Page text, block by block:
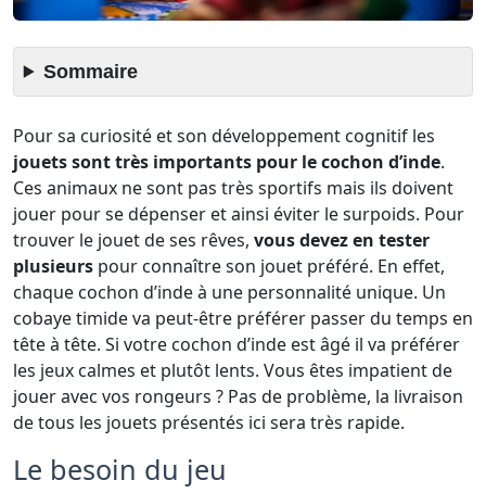
Sommaire
Pour sa curiosité et son développement cognitif les
jouets sont très importants pour le cochon d’inde.
Ces animaux ne sont pas très sportifs mais ils doivent
jouer pour se dépenser et ainsi éviter le surpoids. Pour
trouver le jouet de ses rêves, vous devez en tester
plusieurs pour connaître son jouet préféré. En effet,
chaque cochon d’inde à une personnalité unique. Un
cobaye timide va peut-être préférer passer du temps en
tête à tête. Si votre cochon d’inde est âgé il va préférer
les jeux calmes et plutôt lents. Vous êtes impatient de
jouer avec vos rongeurs ? Pas de problème, la livraison
de tous les jouets présentés ici sera très rapide.
Le besoin du jeu